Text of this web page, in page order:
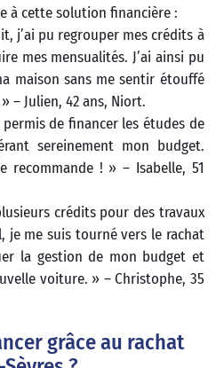
à cette solution financière :
j’ai pu regrouper mes crédits à
mes mensualités. J’ai ainsi pu
maison sans me sentir étouffé
– Julien, 42 ans, Niort.
de financer les études de
sereinement mon budget.
recommande ! » – Isabelle, 51
crédits pour des travaux
je me suis tourné vers le rachat
la gestion de mon budget et
voiture. » – Christophe, 35
grâce au rachat